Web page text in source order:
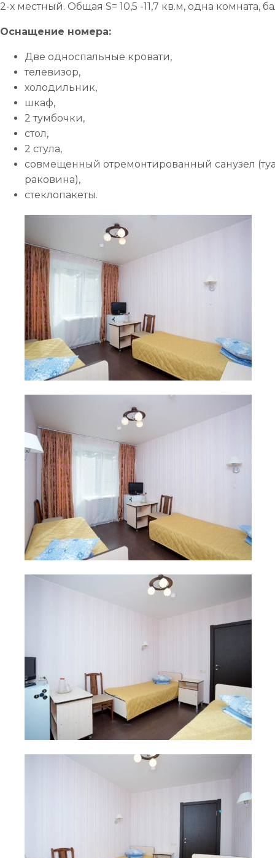
2-х местный. Общая S= 10,5 -11,7 кв.м, одна комната,
Оснащение номера:
Две односпальные кровати,
телевизор,
холодильник,
шкаф,
2 тумбочки,
стол,
2 стула,
совмещенный отремонтированный санузел
раковина),
стеклопакеты.